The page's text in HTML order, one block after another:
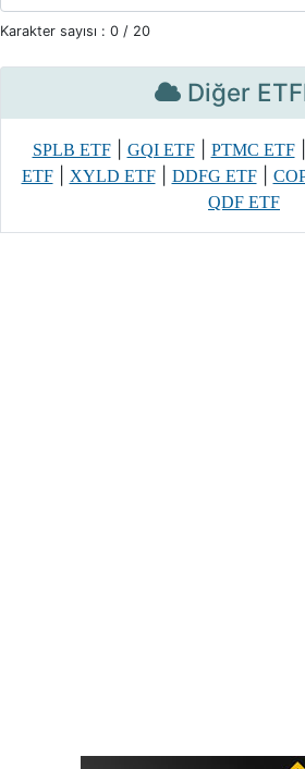
Karakter sayısı : 0 / 20
Diğer
SPLB ETF| GQI ETF| PTMC ETF|
ETF| XYLD ETF| DDFG ETF|
QDF ETF